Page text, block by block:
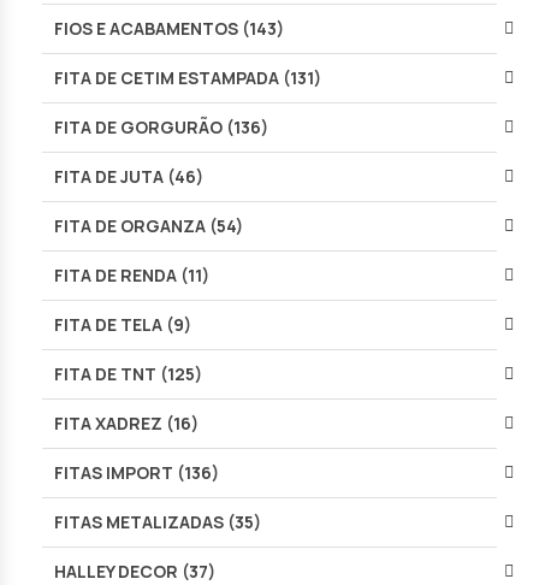
FIOS E ACABAMENTOS (143)
FITA DE CETIM ESTAMPADA (131)
FITA DE GORGURÃO (136)
FITA DE JUTA (46)
FITA DE ORGANZA (54)
FITA DE RENDA (11)
FITA DE TELA (9)
FITA DE TNT (125)
FITA XADREZ (16)
FITAS IMPORT (136)
FITAS METALIZADAS (35)
HALLEY DECOR (37)